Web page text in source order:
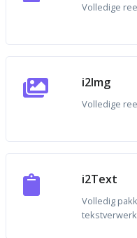
Volledige
i2Img
Volledige
i2Text
Volledig